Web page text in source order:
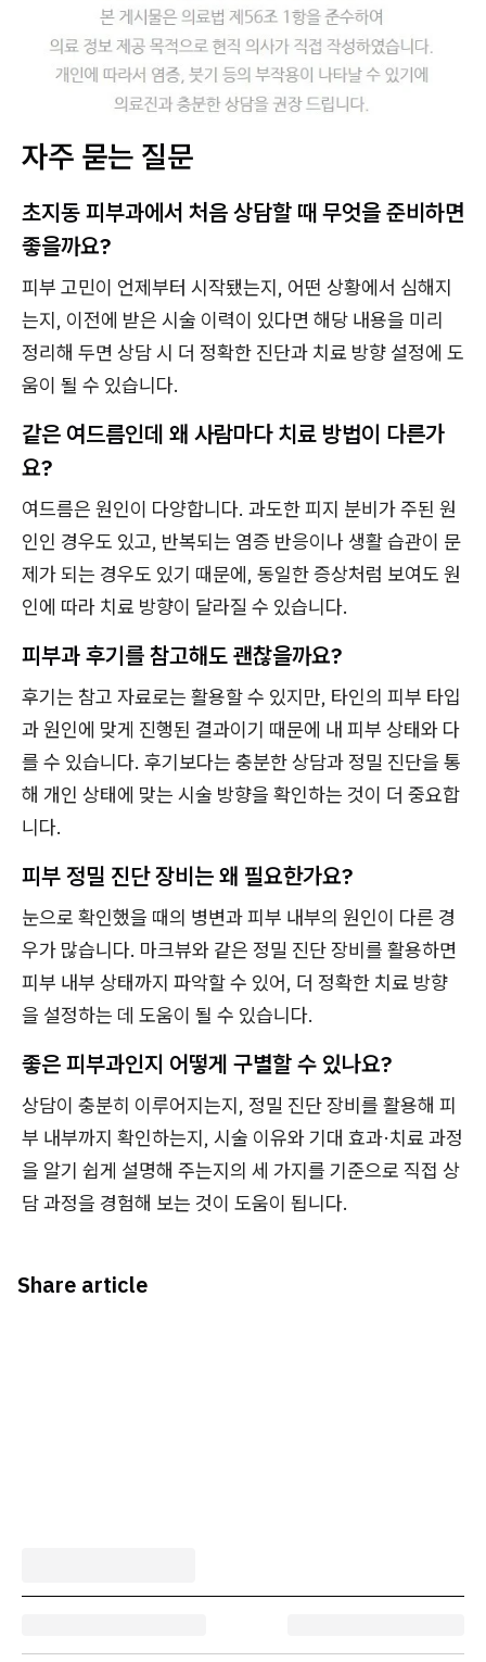
자주 묻는 질문
초지동 피부과에서 처음 상담할 때 무엇을 준비하면
좋을까요?
피부 고민이 언제부터 시작됐는지, 어떤 상황에서 심해지
는지, 이전에 받은 시술 이력이 있다면 해당 내용을 미리
정리해 두면 상담 시 더 정확한 진단과 치료 방향 설정에 도
움이 될 수 있습니다.
같은 여드름인데 왜 사람마다 치료 방법이 다른가
요?
여드름은 원인이 다양합니다. 과도한 피지 분비가 주된 원
인인 경우도 있고, 반복되는 염증 반응이나 생활 습관이 문
제가 되는 경우도 있기 때문에, 동일한 증상처럼 보여도 원
인에 따라 치료 방향이 달라질 수 있습니다.
피부과 후기를 참고해도 괜찮을까요?
후기는 참고 자료로는 활용할 수 있지만, 타인의 피부 타입
과 원인에 맞게 진행된 결과이기 때문에 내 피부 상태와 다
를 수 있습니다. 후기보다는 충분한 상담과 정밀 진단을 통
해 개인 상태에 맞는 시술 방향을 확인하는 것이 더 중요합
니다.
피부 정밀 진단 장비는 왜 필요한가요?
눈으로 확인했을 때의 병변과 피부 내부의 원인이 다른 경
우가 많습니다. 마크뷰와 같은 정밀 진단 장비를 활용하면
피부 내부 상태까지 파악할 수 있어, 더 정확한 치료 방향
을 설정하는 데 도움이 될 수 있습니다.
좋은 피부과인지 어떻게 구별할 수 있나요?
상담이 충분히 이루어지는지, 정밀 진단 장비를 활용해 피
부 내부까지 확인하는지, 시술 이유와 기대 효과·치료 과정
을 알기 쉽게 설명해 주는지의 세 가지를 기준으로 직접 상
담 과정을 경험해 보는 것이 도움이 됩니다.
Share article